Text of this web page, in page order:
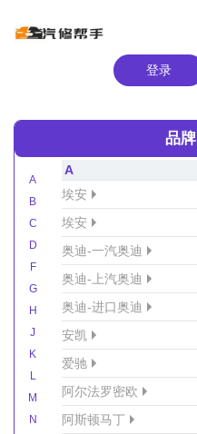
登录
品牌
A
B
C
D
F
G
H
J
K
L
M
N
A
埃安
埃安
奥迪-一汽奥迪
奥迪-上汽奥迪
奥迪-进口奥迪
安凯
爱驰
阿尔法罗密欧
阿斯顿马丁